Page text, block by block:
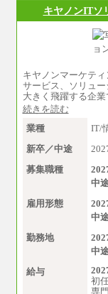
※
優
※
※
キヤノンITソ
キヤノンマーケテ
サービス、ソリュー
大きく飛躍する企
続きを読む
業種
IT/
新卒／中途
募集職種
中
雇用形態
中
勤務地
中
給与
初
専